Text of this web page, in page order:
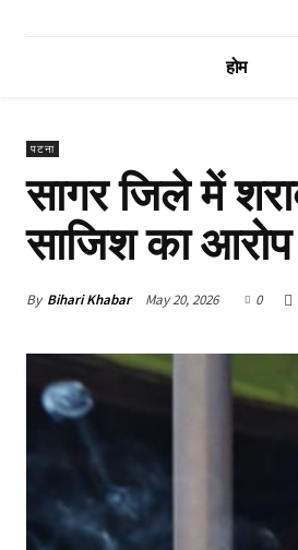
होम
पटना
सागर जिले में
साजिश का आरोप
By Bihari Khabar May 20, 2026 0